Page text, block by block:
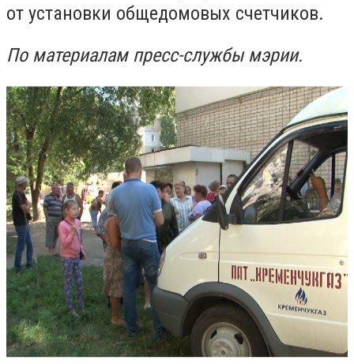
от установки общедомовых счетчиков.
По материалам пресс-службы мэрии.